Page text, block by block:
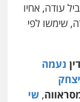
עודה, אחיו
שימשו לפי
נעמה
יצחק
, שי